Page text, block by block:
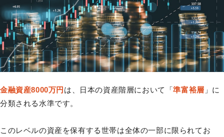
金融資産8000万円 は、日本の資産階層において「準富裕層 」に
分類される水準です。
このレベルの資産を保有する世帯は全体の一部に限られてお